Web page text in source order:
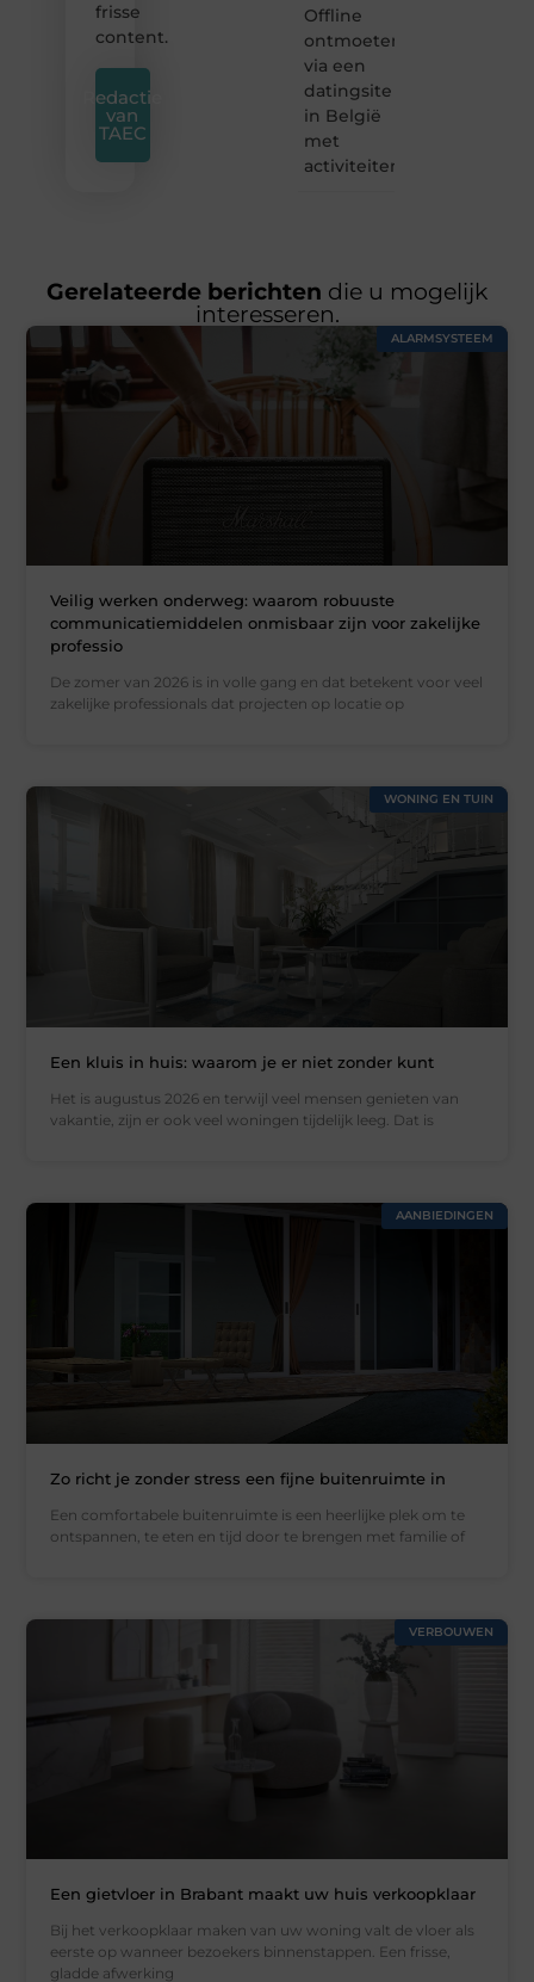
frisse
content.
Redactie
van
TAEC
Offline
ontmoeten
via een
datingsite
in België
met
activiteiten
Gerelateerde berichten die u mogelijk
interesseren.
ALARMSYSTEEM
Veilig werken onderweg: waarom robuuste
communicatiemiddelen onmisbaar zijn voor zakelijke
professio
De zomer van 2026 is in volle gang en dat betekent voor veel
zakelijke professionals dat projecten op locatie op
WONING EN TUIN
Een kluis in huis: waarom je er niet zonder kunt
Het is augustus 2026 en terwijl veel mensen genieten van
vakantie, zijn er ook veel woningen tijdelijk leeg. Dat is
AANBIEDINGEN
Zo richt je zonder stress een fijne buitenruimte in
Een comfortabele buitenruimte is een heerlijke plek om te
ontspannen, te eten en tijd door te brengen met familie of
VERBOUWEN
Een gietvloer in Brabant maakt uw huis verkoopklaar
Bij het verkoopklaar maken van uw woning valt de vloer als
eerste op wanneer bezoekers binnenstappen. Een frisse,
gladde afwerking